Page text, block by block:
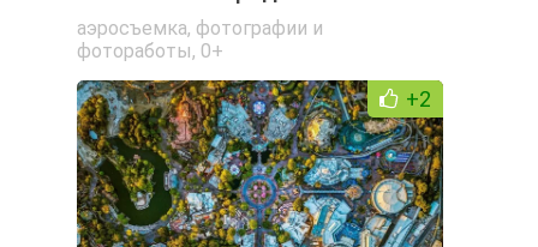
аэросъемка, фотографии и
фотоработы, 0+
+2